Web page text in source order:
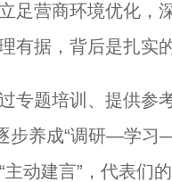
足营商环境优化
有据，背后是扎实
题培训、提供参
步养成“调研—学习
动建言”，代表们